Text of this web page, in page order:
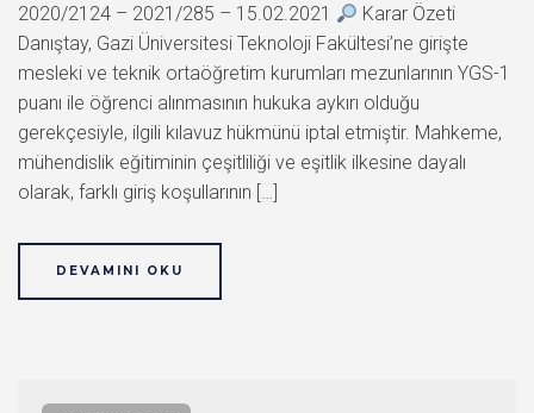
2020/2124 – 2021/285 – 15.02.2021
Karar Özeti
Danıştay, Gazi Üniversitesi Teknoloji Fakültesi’ne girişte
mesleki ve teknik ortaöğretim kurumları mezunlarının YGS-1
puanı ile öğrenci alınmasının hukuka aykırı olduğu
gerekçesiyle, ilgili kılavuz hükmünü iptal etmiştir. Mahkeme,
mühendislik eğitiminin çeşitliliği ve eşitlik ilkesine dayalı
olarak, farklı giriş koşullarının […]
DEVAMINI OKU